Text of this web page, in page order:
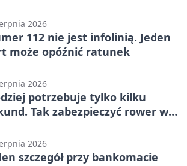
2026
112 nie jest infolinią. Jeden
może opóźnić ratunek
2026
potrzebuje tylko kilku
Tak zabezpieczyć rower w
2026
szczegół przy bankomacie